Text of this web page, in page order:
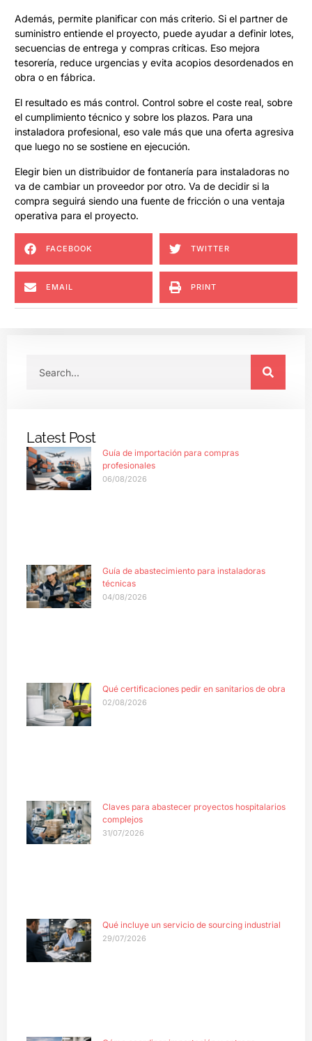
Además, permite planificar con más criterio. Si el partner de
suministro entiende el proyecto, puede ayudar a definir lotes,
secuencias de entrega y compras críticas. Eso mejora
tesorería, reduce urgencias y evita acopios desordenados en
obra o en fábrica.
El resultado es más control. Control sobre el coste real, sobre
el cumplimiento técnico y sobre los plazos. Para una
instaladora profesional, eso vale más que una oferta agresiva
que luego no se sostiene en ejecución.
Elegir bien un distribuidor de fontanería para instaladoras no
va de cambiar un proveedor por otro. Va de decidir si la
compra seguirá siendo una fuente de fricción o una ventaja
operativa para el proyecto.
FACEBOOK TWITTER
EMAIL PRINT
Latest Post
Guía de importación para compras
profesionales
06/08/2026
Guía de abastecimiento para instaladoras
técnicas
04/08/2026
Qué certificaciones pedir en sanitarios de obra
02/08/2026
Claves para abastecer proyectos hospitalarios
complejos
31/07/2026
Qué incluye un servicio de sourcing industrial
29/07/2026